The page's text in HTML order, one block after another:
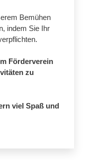
Bemühen
indem Sie Ihr
Förderverein
zu
viel Spaß und